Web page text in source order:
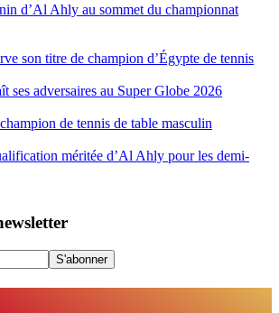
d’Al Ahly au sommet du championnat
son titre de champion d’Égypte de tennis
ses adversaires au Super Globe 2026
de tennis de table masculin
méritée d’Al Ahly pour les demi-
S'abonner